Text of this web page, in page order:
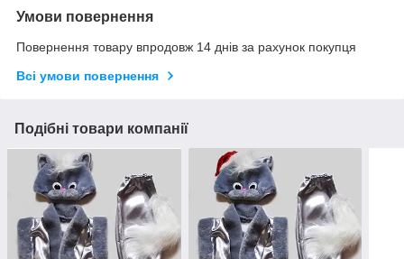
Умови повернення
Повернення товару впродовж 14 днів за рахунок покупця
Всі умови повернення
Подібні товари компанії